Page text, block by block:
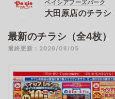
ベイシアフーズパーク
大田原店のチラシ
最新のチラシ（全4枚）
最終更新：2026/08/05